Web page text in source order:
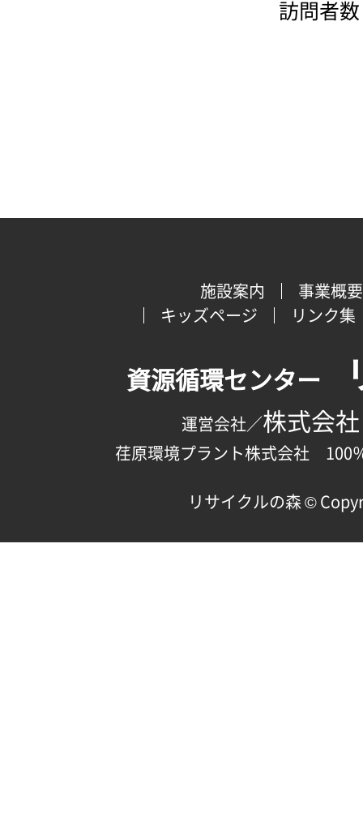
訪問者
施設案内
事業概要
キッズページ
リンク集
資源循環センター
運営会社／株式会
荏原環境プラント株式会社 100
リサイクルの森 ©